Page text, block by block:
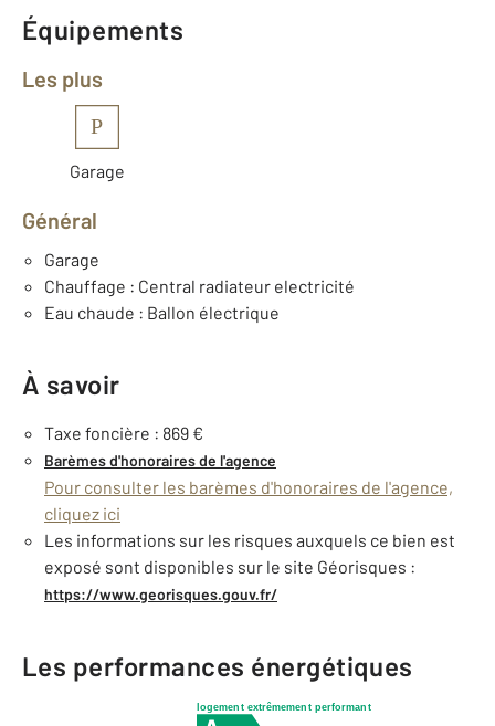
Équipements
Les plus
P
Garage
Général
Garage
Chauffage : Central radiateur electricité
Eau chaude : Ballon électrique
À savoir
Taxe foncière : 869 €
Barèmes d'honoraires de l'agence
Pour consulter les barèmes d'honoraires de l'agence,
cliquez ici
Les informations sur les risques auxquels ce bien est
exposé sont disponibles sur le site Géorisques :
https://www.georisques.gouv.fr/
Les performances énergétiques
logement extrêmement performant